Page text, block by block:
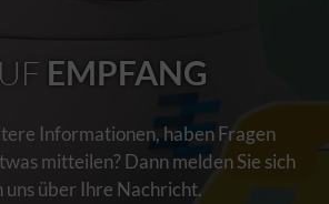
EMPFANG
Informationen, haben Fragen
mitteilen? Dann melden Sie sich
über Ihre Nachricht.